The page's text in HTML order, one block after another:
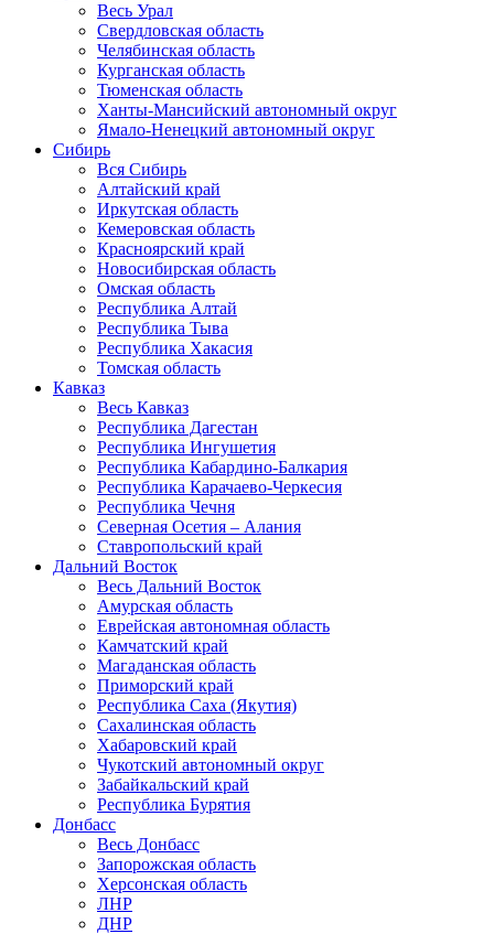
Весь Урал
Свердловская область
Челябинская область
Курганская область
Тюменская область
Ханты-Мансийский автономный округ
Ямало-Ненецкий автономный округ
Сибирь
Вся Сибирь
Алтайский край
Иркутская область
Кемеровская область
Красноярский край
Новосибирская область
Омская область
Республика Алтай
Республика Тыва
Республика Хакасия
Томская область
Кавказ
Весь Кавказ
Республика Дагестан
Республика Ингушетия
Республика Кабардино-Балкария
Республика Карачаево-Черкесия
Республика Чечня
Северная Осетия – Алания
Ставропольский край
Дальний Восток
Весь Дальний Восток
Амурская область
Еврейская автономная область
Камчатский край
Магаданская область
Приморский край
Республика Саха (Якутия)
Сахалинская область
Хабаровский край
Чукотский автономный округ
Забайкальский край
Республика Бурятия
Донбасс
Весь Донбасс
Запорожская область
Херсонская область
ЛНР
ДНР